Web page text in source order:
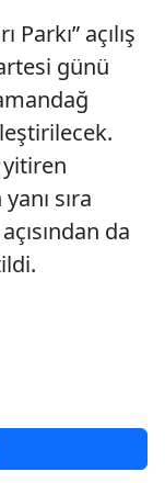
açılış
günü
yitiren
sıra
da